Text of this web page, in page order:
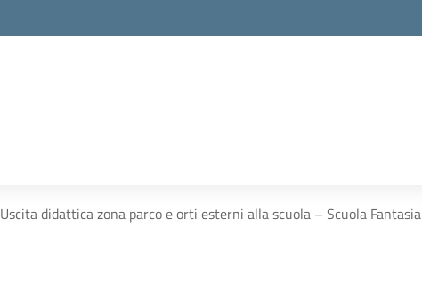
Uscita didattica zona parco e orti esterni alla scuola – Scuola Fantasia